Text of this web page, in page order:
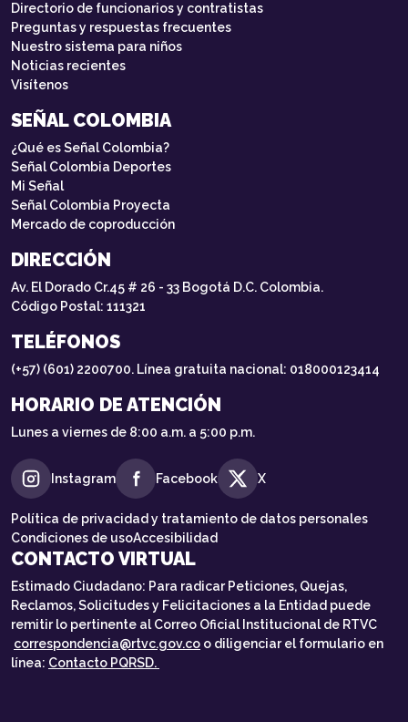
Directorio de funcionarios y contratistas
Preguntas y respuestas frecuentes
Nuestro sistema para niños
Noticias recientes
Visítenos
SEÑAL COLOMBIA
¿Qué es Señal Colombia?
Señal Colombia Deportes
Mi Señal
Señal Colombia Proyecta
Mercado de coproducción
DIRECCIÓN
Av. El Dorado Cr.45 # 26 - 33 Bogotá D.C. Colombia.
Código Postal: 111321
TELÉFONOS
(+57) (601) 2200700. Línea gratuita nacional: 018000123414
HORARIO DE ATENCIÓN
Lunes a viernes de 8:00 a.m. a 5:00 p.m.
Instagram Facebook X
Política de privacidad y tratamiento de datos personales
Condiciones de usoAccesibilidad
CONTACTO VIRTUAL
Estimado Ciudadano: Para radicar Peticiones, Quejas,
Reclamos, Solicitudes y Felicitaciones a la Entidad puede
remitir lo pertinente al Correo Oficial Institucional de RTVC
correspondencia@rtvc.gov.co o diligenciar el formulario en
línea: Contacto PQRSD.